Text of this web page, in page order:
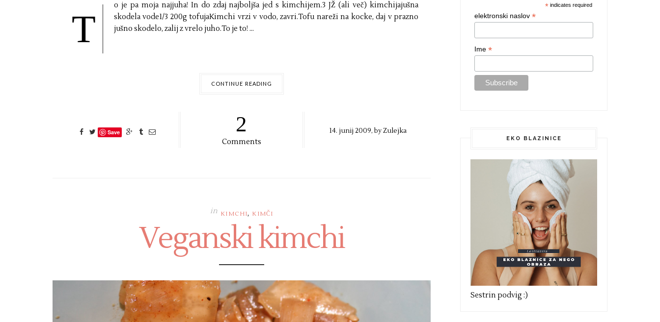
T
o je pa moja najjuha! In do zdaj najboljša jed s kimchijem.3 JŽ (ali več) kimchijajušna
skodela vode1/3 200g tofujaKimchi vrzi v vodo, zavri.Tofu nareži na kocke, daj v prazno
jušno skodelo, zalij z vrelo juho.To je to! ...
CONTINUE READING
Save 2
Comments
14. junij 2009, byZulejka
in KIMCHI, KIMČI
Veganski kimchi
* indicates required
elektronski naslov *
Ime *
EKO BLAZINICE
Sestrin podvig :)